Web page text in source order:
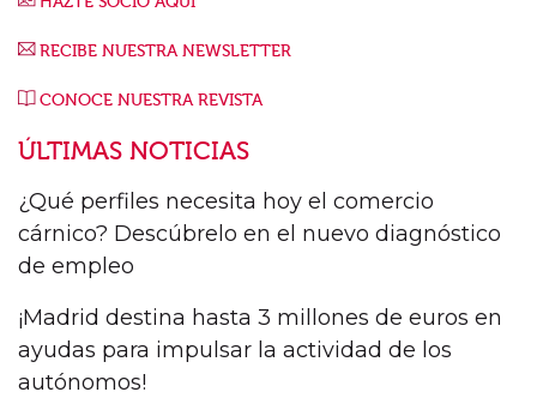
RECIBE NUESTRA NEWSLETTER
CONOCE NUESTRA REVISTA
ÚLTIMAS NOTICIAS
¿Qué perfiles necesita hoy el comercio
cárnico? Descúbrelo en el nuevo diagnóstico
de empleo
¡Madrid destina hasta 3 millones de euros en
ayudas para impulsar la actividad de los
autónomos!